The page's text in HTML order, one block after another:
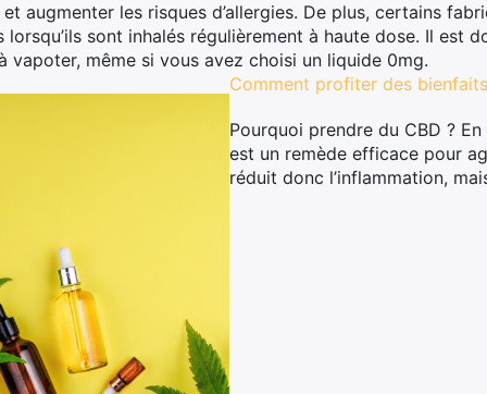
augmenter les risques d’allergies. De plus, certains
lorsqu’ils sont inhalés régulièrement à haute dose. Il est
vapoter, même si vous avez choisi un liquide 0mg.
Comment profiter des
Pourquoi prendre du CBD ?
est un remède efficace pour
réduit donc l’inflammation,